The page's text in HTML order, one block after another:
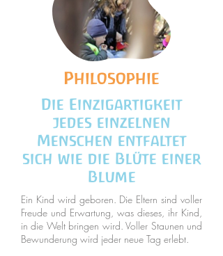
Philosophie
Die Einzigartigkeit
jedes einzelnen
Menschen entfaltet
sich wie die Blüte einer
Blume
Ein Kind wird geboren. Die Eltern sind voller
Freude und Erwartung, was dieses, ihr Kind,
in die Welt bringen wird. Voller Staunen und
Bewunderung wird jeder neue Tag erlebt.